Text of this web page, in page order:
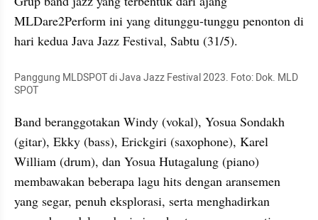
MLDare2Perform ini yang ditunggu-tunggu penonton di
hari kedua Java Jazz Festival, Sabtu (31/5).
Panggung MLDSPOT di Java Jazz Festival 2023. Foto: Dok. MLD
SPOT
Band beranggotakan Windy (vokal), Yosua Sondakh
(gitar), Ekky (bass), Erickgiri (saxophone), Karel
William (drum), dan Yosua Hutagalung (piano)
membawakan beberapa lagu hits dengan aransemen
yang segar, penuh eksplorasi, serta menghadirkan